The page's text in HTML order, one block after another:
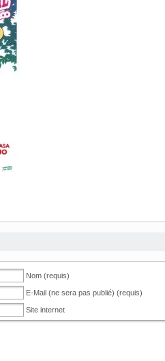
Nom (requis)
E-Mail (ne sera pas publié) (requis)
Site internet